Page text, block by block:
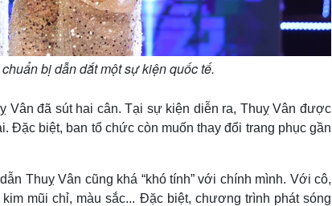
bị dẫn dắt một sự kiện quốc tế.
Vân đã sút hai cân. Tại sự kiện diễn ra, Thuỵ Vân được
Đặc biệt, ban tổ chức còn muốn thay đổi trang phục gần
Thuỵ Vân cũng khá “khó tính” với chính mình. Với cô,
mũi chỉ, màu sắc... Đặc biệt, chương trình phát sóng